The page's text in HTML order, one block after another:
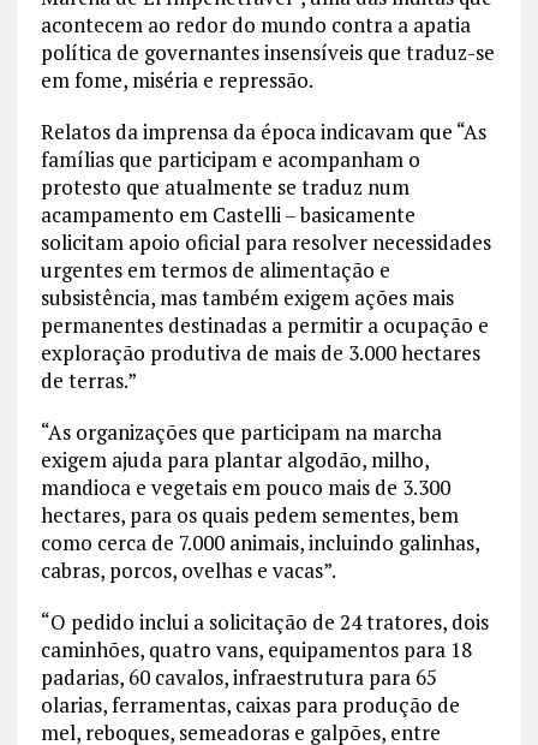
acontecem ao redor do mundo contra a apatia
política de governantes insensíveis que traduz-se
em fome, miséria e repressão.
Relatos da imprensa da época indicavam que “As
famílias que participam e acompanham o
protesto que atualmente se traduz num
acampamento em Castelli – basicamente
solicitam apoio oficial para resolver necessidades
urgentes em termos de alimentação e
subsistência, mas também exigem ações mais
permanentes destinadas a permitir a ocupação e
exploração produtiva de mais de 3.000 hectares
de terras.”
“As organizações que participam na marcha
exigem ajuda para plantar algodão, milho,
mandioca e vegetais em pouco mais de 3.300
hectares, para os quais pedem sementes, bem
como cerca de 7.000 animais, incluindo galinhas,
cabras, porcos, ovelhas e vacas”.
“O pedido inclui a solicitação de 24 tratores, dois
caminhões, quatro vans, equipamentos para 18
padarias, 60 cavalos, infraestrutura para 65
olarias, ferramentas, caixas para produção de
mel, reboques, semeadoras e galpões, entre